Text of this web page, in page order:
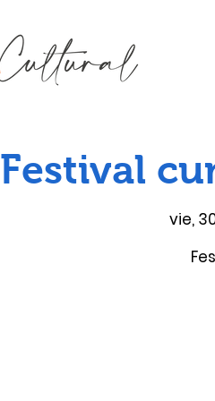
Festival
vie,